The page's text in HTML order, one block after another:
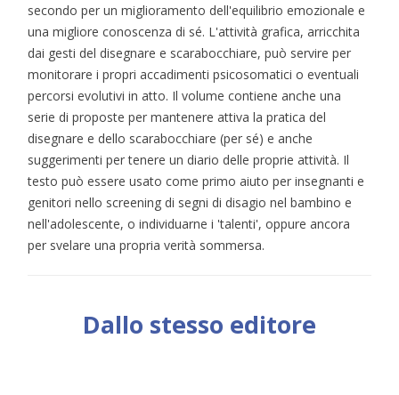
secondo per un miglioramento dell'equilibrio emozionale e
una migliore conoscenza di sé. L'attività grafica, arricchita
dai gesti del disegnare e scarabocchiare, può servire per
monitorare i propri accadimenti psicosomatici o eventuali
percorsi evolutivi in atto. Il volume contiene anche una
serie di proposte per mantenere attiva la pratica del
disegnare e dello scarabocchiare (per sé) e anche
suggerimenti per tenere un diario delle proprie attività. Il
testo può essere usato come primo aiuto per insegnanti e
genitori nello screening di segni di disagio nel bambino e
nell'adolescente, o individuarne i 'talenti', oppure ancora
per svelare una propria verità sommersa.
Dallo stesso editore